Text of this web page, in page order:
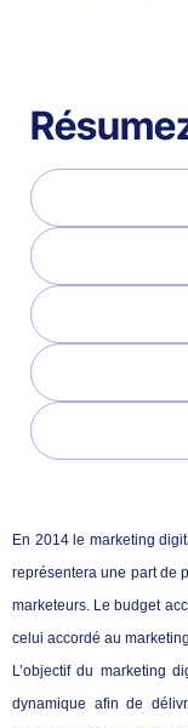
En 2014 le marketing
représentera une part de
marketeurs. Le budget
celui accordé au
L’objectif du marketing
dynamique afin de